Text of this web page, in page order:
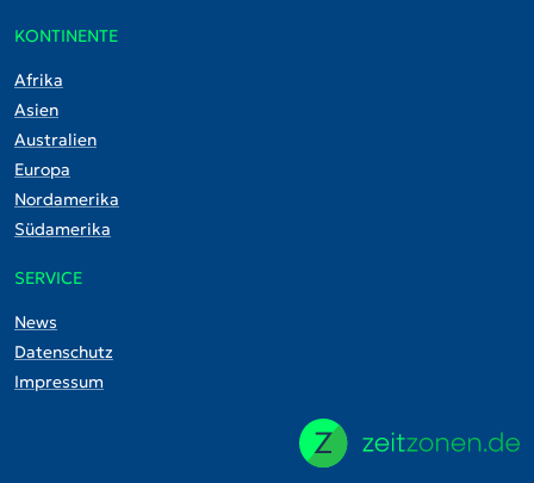
KONTINENTE
Afrika
Asien
Australien
Europa
Nordamerika
Südamerika
SERVICE
News
Datenschutz
Impressum